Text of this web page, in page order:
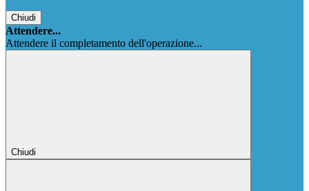
Chiudi
Attendere...
Attendere il completamento dell'operazione...
Chiudi